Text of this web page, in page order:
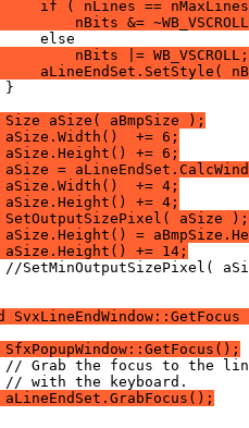
if ( nLines ==
nBits &=
nBits |= WB_VSCROLL;
aLineEndSet.SetStyle(
aSize( aBmpSize );
+= 6;
+= 6;
=
+= 4;
+= 4;
aSize );
=
+= 14;
SvxLineEndWindow::GetFocus